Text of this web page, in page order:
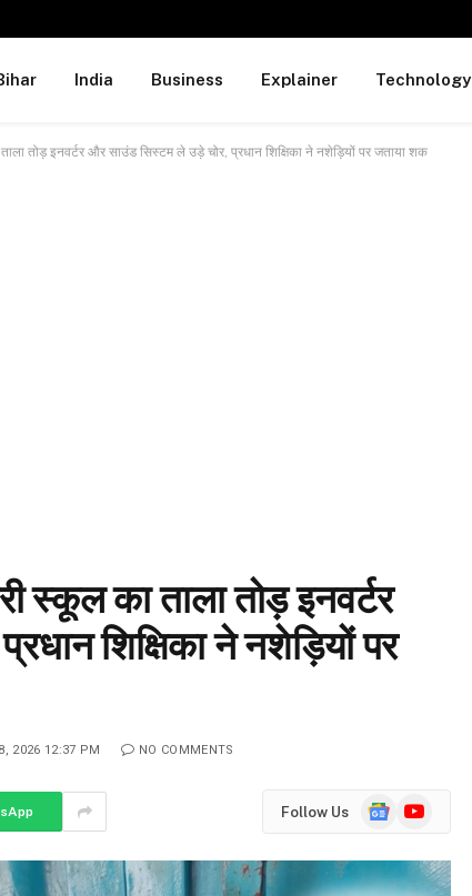
India Business Explainer Technology
तोड़ इनवर्टर और साउंड सिस्टम ले उड़े चोर, प्रधान शिक्षिका ने नशेड़ियों पर जताया शक
का ताला तोड़ इनवर्टर
शिक्षिका ने नशेड़ियों पर
2026 12:37 PM NO COMMENTS
Follow Us
GoogleYouTube